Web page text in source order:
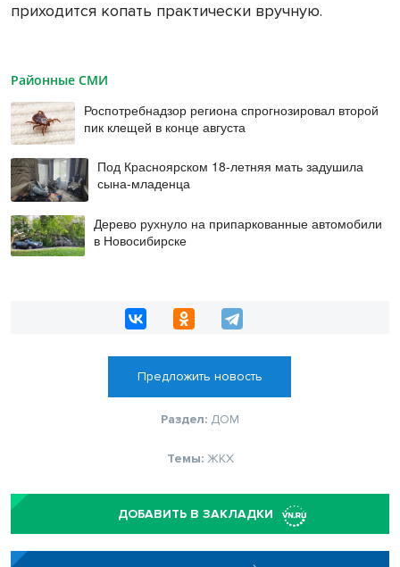
приходится копать практически вручную.
Районные СМИ
Роспотребнадзор региона спрогнозировал второй
пик клещей в конце августа
Под Красноярском 18-летняя мать задушила
сына-младенца
Дерево рухнуло на припаркованные автомобили
в Новосибирске
Предложить новость
Раздел: ДОМ
Темы: ЖКХ
ДОБАВИТЬ В ЗАКЛАДКИ